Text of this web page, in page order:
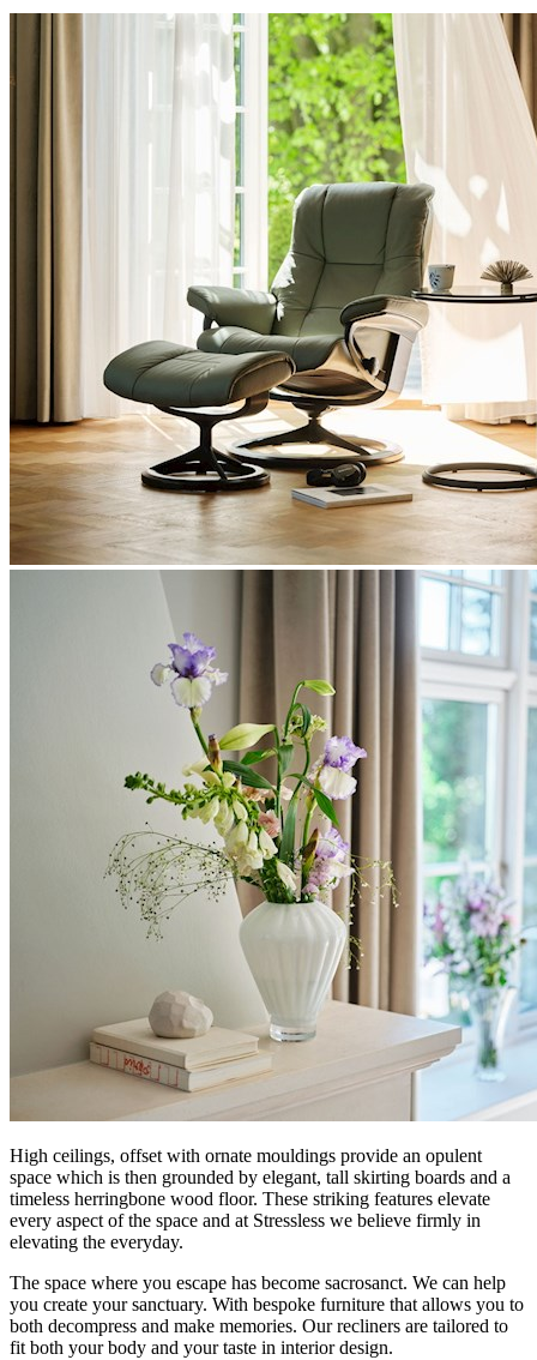
High ceilings, offset with ornate mouldings provide an opulent
space which is then grounded by elegant, tall skirting boards and a
timeless herringbone wood floor. These striking features elevate
every aspect of the space and at Stressless we believe firmly in
elevating the everyday. ​
The space where you escape has become sacrosanct. We can help
you create your sanctuary. With bespoke furniture that allows you to
both decompress and make memories. Our recliners are tailored to
fit both your body and your taste in interior design.